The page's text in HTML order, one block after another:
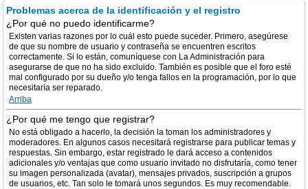
Problemas acerca de la identificación y el registro
¿Por qué no puedo identificarme?
Existen varias razones por lo cuál esto puede suceder. Primero, asegúrese
de que su nombre de usuario y contraseña se encuentren escritos
correctamente. Si lo están, comuníquese con La Administración para
asegurarse de que no ha sido excluido. También es posible que el foro esté
mal configurado por su dueño y/o tenga fallos en la programación, por lo que
necesitaría ser reparado.
Arriba
¿Por qué me tengo que registrar?
No está obligado a hacerlo, la decisión la toman los administradores y
moderadores. En algunos casos necesitará registrarse para publicar temas y
respuestas. Sin embargo, estar registrado le dará acceso a contenidos
adicionales y/o ventajas que como usuario invitado no disfrutaría, como tener
su imagen personalizada (avatar), mensajes privados, suscripción a grupos
de usuarios, etc. Tan solo le tomará unos segundos. Es muy recomendable.